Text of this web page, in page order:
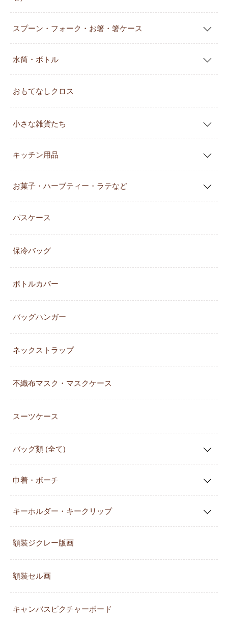
スプーン・フォーク・お箸・箸ケース
水筒・ボトル
おもてなしクロス
小さな雑貨たち
キッチン用品
お菓子・ハーブティー・ラテなど
パスケース
保冷バッグ
ボトルカバー
バッグハンガー
ネックストラップ
不織布マスク・マスクケース
スーツケース
バッグ類 (全て)
巾着・ポーチ
キーホルダー・キークリップ
額装ジクレー版画
額装セル画
キャンバスピクチャーボード